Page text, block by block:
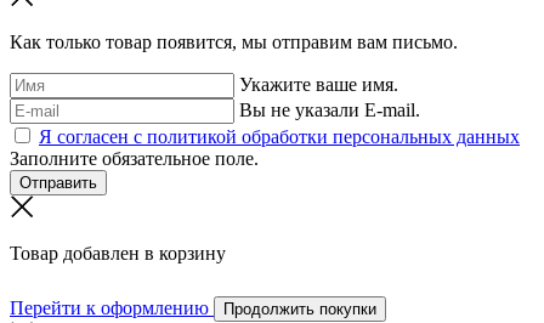
Как только товар появится, мы отправим вам письмо.
Укажите ваше имя.
Вы не указали E-mail.
Я согласен с политикой обработки персональных данных
Заполните обязательное поле.
Отправить
Товар добавлен в корзину
Перейти к оформлению Продолжить покупки